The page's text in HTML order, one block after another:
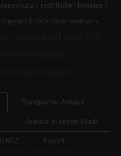
/ rechtliche Hinweise |
Copyright © 2005 - 2026 - egeMotors
Transporter Ankauf
Ankauf in deiner Stadt
KFZ Export